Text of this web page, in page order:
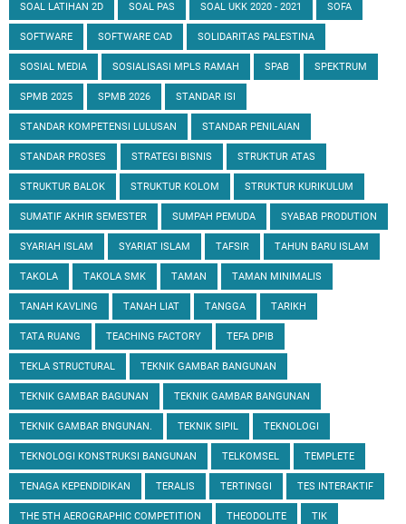
SOAL LATIHAN 2D SOAL PAS SOAL UKK 2020 - 2021 SOFA
SOFTWARE SOFTWARE CAD SOLIDARITAS PALESTINA
SOSIAL MEDIA SOSIALISASI MPLS RAMAH SPAB SPEKTRUM
SPMB 2025 SPMB 2026 STANDAR ISI
STANDAR KOMPETENSI LULUSAN STANDAR PENILAIAN
STANDAR PROSES STRATEGI BISNIS STRUKTUR ATAS
STRUKTUR BALOK STRUKTUR KOLOM STRUKTUR KURIKULUM
SUMATIF AKHIR SEMESTER SUMPAH PEMUDA SYABAB PRODUTION
SYARIAH ISLAM SYARIAT ISLAM TAFSIR TAHUN BARU ISLAM
TAKOLA TAKOLA SMK TAMAN TAMAN MINIMALIS
TANAH KAVLING TANAH LIAT TANGGA TARIKH
TATA RUANG TEACHING FACTORY TEFA DPIB
TEKLA STRUCTURAL TEKNIK GAMBAR BANGUNAN
TEKNIK GAMBAR BAGUNAN TEKNIK GAMBAR BANGUNAN
TEKNIK GAMBAR BNGUNAN. TEKNIK SIPIL TEKNOLOGI
TEKNOLOGI KONSTRUKSI BANGUNAN TELKOMSEL TEMPLETE
TENAGA KEPENDIDIKAN TERALIS TERTINGGI TES INTERAKTIF
THE 5TH AEROGRAPHIC COMPETITION THEODOLITE TIK